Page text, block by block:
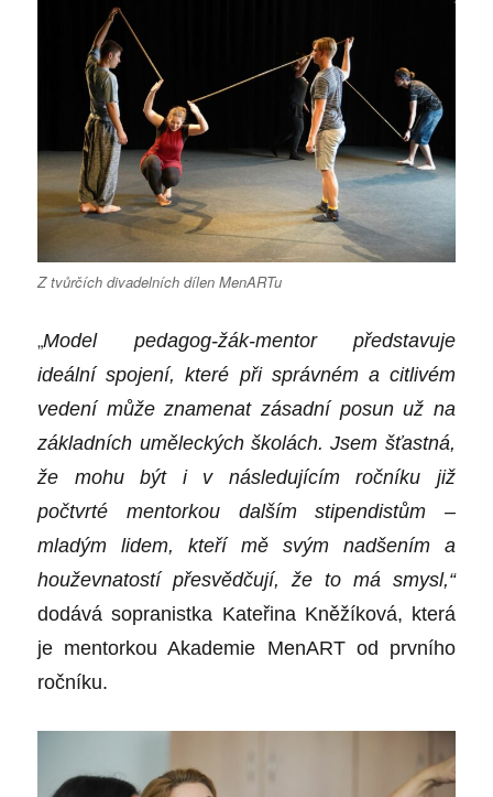
Z tvůrčích divadelních dílen MenARTu
„Model pedagog-žák-mentor představuje
ideální spojení, které při správném a citlivém
vedení může znamenat zásadní posun už na
základních uměleckých školách. Jsem šťastná,
že mohu být i v následujícím ročníku již
počtvrté mentorkou dalším stipendistům –
mladým lidem, kteří mě svým nadšením a
houževnatostí přesvědčují, že to má smysl,“
dodává sopranistka Kateřina Kněžíková, která
je mentorkou Akademie MenART od prvního
ročníku.